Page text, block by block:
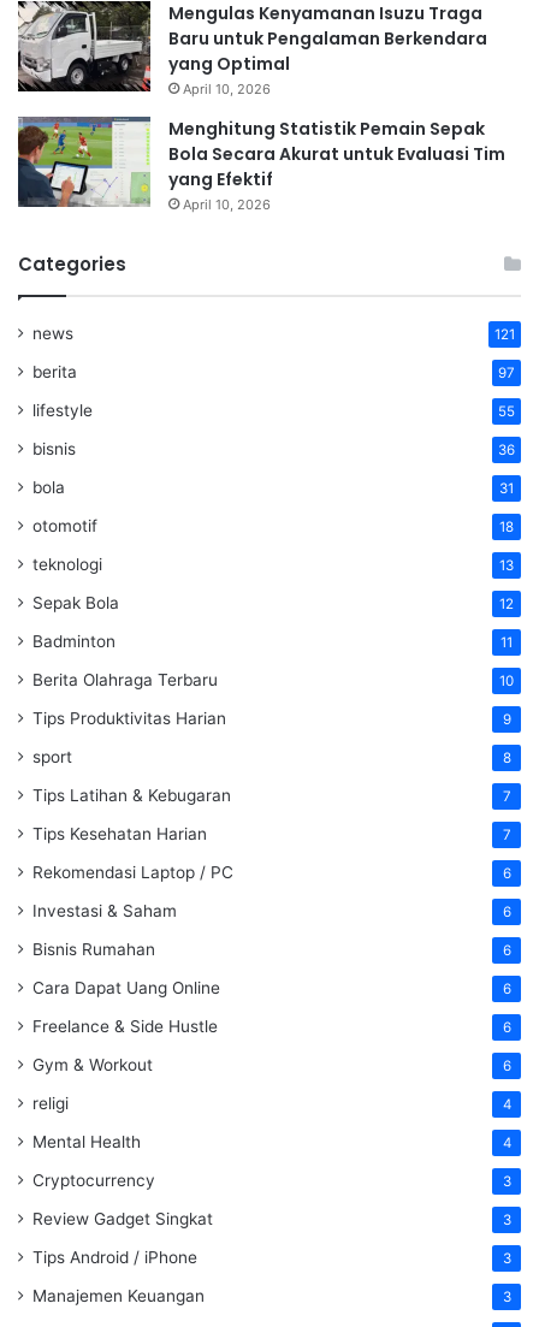
Mengulas Kenyamanan Isuzu Traga
Baru untuk Pengalaman Berkendara
yang Optimal
April 10, 2026
Menghitung Statistik Pemain Sepak
Bola Secara Akurat untuk Evaluasi Tim
yang Efektif
April 10, 2026
Categories
news 121
berita 97
lifestyle 55
bisnis 36
bola 31
otomotif 18
teknologi 13
Sepak Bola 12
Badminton 11
Berita Olahraga Terbaru 10
Tips Produktivitas Harian 9
sport 8
Tips Latihan & Kebugaran 7
Tips Kesehatan Harian 7
Rekomendasi Laptop / PC 6
Investasi & Saham 6
Bisnis Rumahan 6
Cara Dapat Uang Online 6
Freelance & Side Hustle 6
Gym & Workout 6
religi 4
Mental Health 4
Cryptocurrency 3
Review Gadget Singkat 3
Tips Android / iPhone 3
Manajemen Keuangan 3